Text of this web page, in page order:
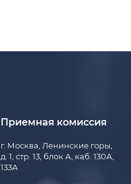
Приемная комиссия
г. Москва, Ленинские горы,
д. 1, стр. 13, блок А, каб. 130А,
133А